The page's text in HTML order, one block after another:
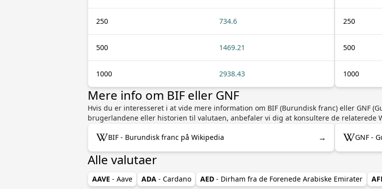
250 734.6
500 1469.21
1000 2938.43
250
500
1000
Mere info om BIF eller GNF
Hvis du er interesseret i at vide mere information om BIF (Burundisk franc) eller GNF
brugerlandene eller historien til valutaen, anbefaler vi dig at konsultere de relaterede
BIF - Burundisk franc på Wikipedia → GNF -
Alle valutaer
AAVE - Aave ADA - Cardano AED - Dirham fra de Forenede Arabiske Emirater